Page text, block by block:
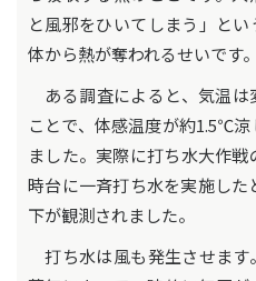
と風邪をひいてしまう」と
体から熱が奪われるせいです。
ある調査によると、気温は
ことで、体感温度が約1.5℃
ました。実際に打ち水大作
時台に一斉打ち水を実施し
下が観測されました。
打ち水は風も発生させます